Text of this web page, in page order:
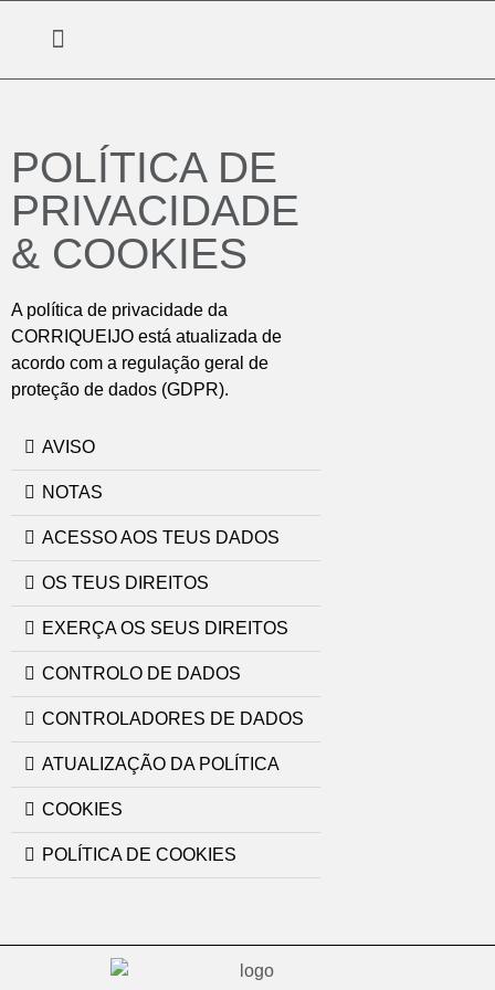
POLÍTICA DE
PRIVACIDADE
& COOKIES
A política de privacidade da
CORRIQUEIJO está atualizada de
acordo com a regulação geral de
proteção de dados (GDPR).
AVISO
NOTAS
ACESSO AOS TEUS DADOS
OS TEUS DIREITOS
EXERÇA OS SEUS DIREITOS
CONTROLO DE DADOS
CONTROLADORES DE DADOS
ATUALIZAÇÃO DA POLÍTICA
COOKIES
POLÍTICA DE COOKIES